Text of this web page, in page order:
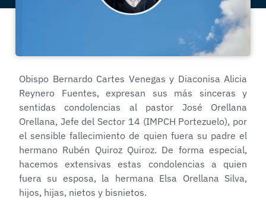
Obispo Bernardo Cartes Venegas y Diaconisa Alicia
Reynero Fuentes, expresan sus más sinceras y
sentidas condolencias al pastor José Orellana
Orellana, Jefe del Sector 14 (IMPCH Portezuelo), por
el sensible fallecimiento de quien fuera su padre el
hermano Rubén Quiroz Quiroz. De forma especial,
hacemos extensivas estas condolencias a quien
fuera su esposa, la hermana Elsa Orellana Silva,
hijos, hijas, nietos y bisnietos.